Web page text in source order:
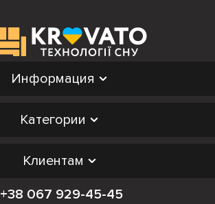
Информация
Категории
Клиентам
+38 067 929-45-45